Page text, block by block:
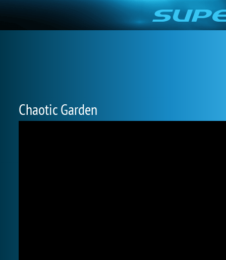
Chaotic Garden